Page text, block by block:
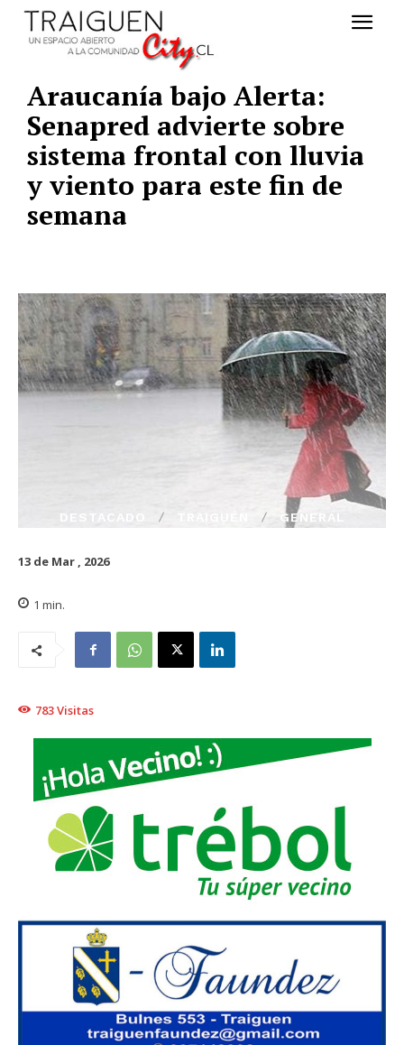
Araucanía bajo Alerta:
Senapred advierte sobre
sistema frontal con lluvia
y viento para este fin de
semana
DESTACADO GENERAL
13 de Mar , 2026
1 min.
783Visitas